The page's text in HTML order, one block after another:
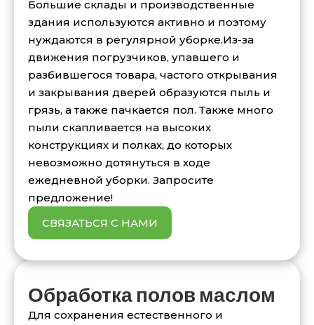
Обработка полов маслом
Для сохранения естественного и
Большие склады и производственные
здания используются активно и поэтому
нуждаются в регулярной уборке.Из-за
движения погрузчиков, упавшего и
разбившегося товара, частого открывания
и закрывания дверей образуются пыль и
грязь, а также пачкается пол. Также много
пыли скапливается на высоких
конструкциях и полках, до которых
невозможно дотянуться в ходе
ежедневной уборки. Запросите
предложение!
СВЯЗАТЬСЯ С НАМИ